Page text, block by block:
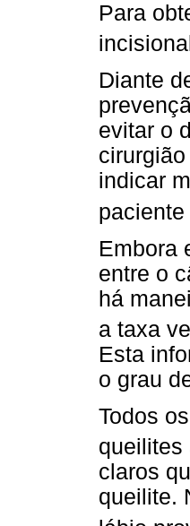
Para
Diante
evitar o
indicar
Embora
entre o
há
a taxa
Esta
o grau
Todos
queilites
claros
queilite.